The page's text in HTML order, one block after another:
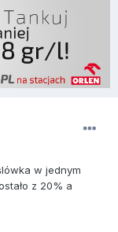
w jednym
z 20% a